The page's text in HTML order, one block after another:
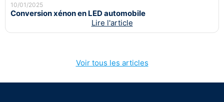
10/01/2025
Conversion xénon en LED automobile
Lire l'article
Voir tous les articles